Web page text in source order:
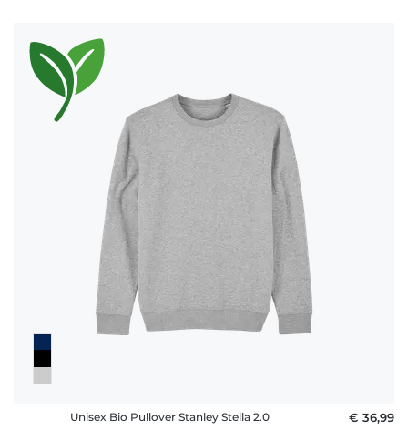
Unisex Bio Pullover Stanley Stella 2.0 € 36,99